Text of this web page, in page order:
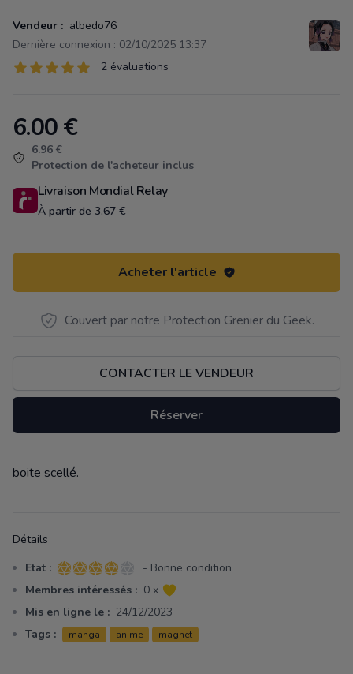
Vendeur : albedo76
Dernière connexion : 02/10/2025 13:37
Évaluations
2 sur 5 étoiles 2 évaluations
Product information
6.00€
6.96 €
Protection de l'acheteur inclus
Livraison Mondial Relay
À partir de 3.67 €
Acheter l'article
Couvert par notre Protection Grenier du Geek.
CONTACTER LE VENDEUR
Réserver
Description
boite scellé.
Détails
Etat : 4 sur 5 étoiles
- Bonne condition
Membres intéressés : 0 x
Mis en ligne le : 24/12/2023
Tags :
manga anime magnet